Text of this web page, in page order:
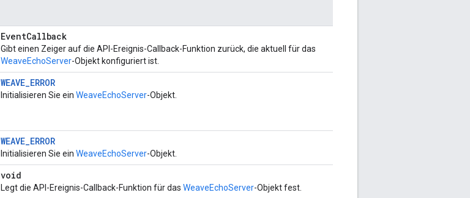
EventCallback
Gibt einen Zeiger auf die API-Ereignis-Callback-Funktion zurück, die aktuell für das
WeaveEchoServer-Objekt konfiguriert ist.
WEAVE_ERROR
Initialisieren Sie ein WeaveEchoServer-Objekt.
WEAVE_ERROR
Initialisieren Sie ein WeaveEchoServer-Objekt.
void
Legt die API-Ereignis-Callback-Funktion für das WeaveEchoServer-Objekt fest.